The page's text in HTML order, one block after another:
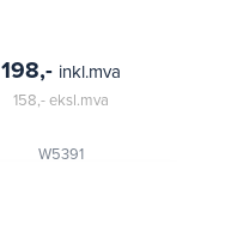
W5391
198,- inkl.mva
158,-eksl.mva